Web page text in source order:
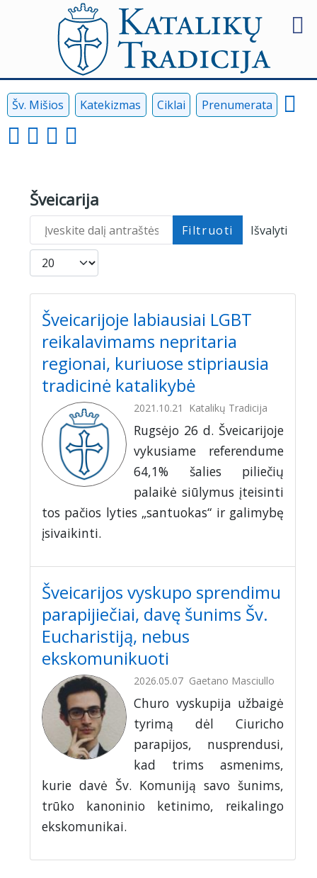
Šv. Mišios Katekizmas Ciklai Prenumerata
Šveicarija
Įveskite dalį antraštės Filtruoti
Išvalyti
Rodyti po
Šveicarijoje labiausiai LGBT
reikalavimams nepritaria
regionai, kuriuose stipriausia
tradicinė katalikybė
2021.10.21 Katalikų Tradicija
Rugsėjo 26 d. Šveicarijoje
vykusiame referendume
64,1% šalies piliečių
palaikė siūlymus įteisinti
tos pačios lyties „santuokas“ ir galimybę
įsivaikinti.
Šveicarijos vyskupo sprendimu
parapijiečiai, davę šunims Šv.
Eucharistiją, nebus
ekskomunikuoti
2026.05.07 Gaetano Masciullo
Churo vyskupija užbaigė
tyrimą dėl Ciuricho
parapijos, nusprendusi,
kad trims asmenims,
kurie davė Šv. Komuniją savo šunims,
trūko kanoninio ketinimo, reikalingo
ekskomunikai.